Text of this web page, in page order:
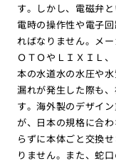
す。しかし、電磁弁
電時の操作性や電子
ればなりません。メ
ＯＴＯやＬＩＸＩＬ
本の水道水の水圧や
漏れが発生した際も
す。海外製のデザイ
が、日本の規格に合
らずに本体ごと交換
りません。また、蛇